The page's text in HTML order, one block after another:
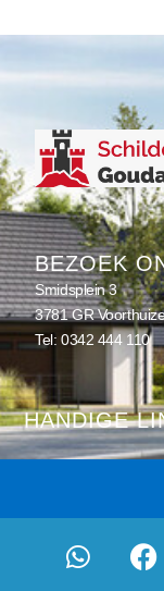
BEZOEK
Smidsplein 3
3781 GR
Tel:0342 444 110
HANDIGE
Schilderwerk
Onderhoud